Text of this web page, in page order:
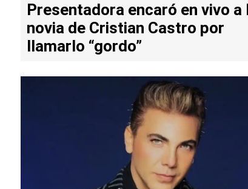
Presentadora encaró en vivo a
novia de Cristian Castro por
llamarlo “gordo”